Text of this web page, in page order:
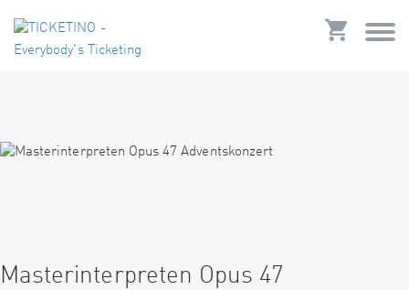
Masterinterpreten Opus 47